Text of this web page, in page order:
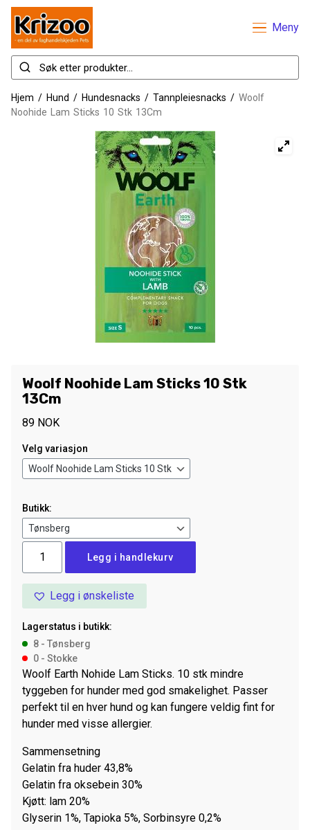
Meny
Hjem / Hund / Hundesnacks / Tannpleiesnacks / Woolf
Noohide Lam Sticks 10 Stk 13Cm
Woolf Noohide Lam Sticks 10 Stk
13Cm
89 NOK
Velg variasjon
Butikk:
Noohide
Lam
Sticks
Stk
13Cm
antall
Legg i handlekurv
Legg i ønskeliste
Lagerstatus i butikk:
8 - Tønsberg
0 - Stokke
Woolf Earth Nohide Lam Sticks. 10 stk mindre
tyggeben for hunder med god smakelighet. Passer
perfekt til en hver hund og kan fungere veldig fint for
hunder med visse allergier.
Sammensetning
Gelatin fra huder 43,8%
Gelatin fra oksebein 30%
Kjøtt: lam 20%
Glyserin 1%, Tapioka 5%, Sorbinsyre 0,2%